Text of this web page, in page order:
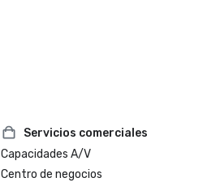
Servicios comerciales
Capacidades A/V
Centro de negocios